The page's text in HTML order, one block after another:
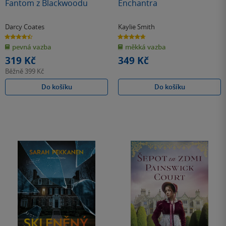
Fantom z Blackwoodu
Darcy Coates
4.5
z
5
hvězdiček
pevná vazba
319 Kč
Běžně 399 Kč
Do košíku
Enchantra
Kaylie Smith
4.7
z
5
hvězdiček
měkká vazba
349 Kč
Do košíku